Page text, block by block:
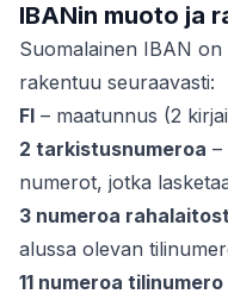
IBANin muoto ja
Suomalainen IBAN on
rakentuu seuraavasti:
FI – maatunnus (2
2 tarkistusnumeroa –
numerot, jotka
3 numeroa
alussa olevan
11 numeroa tilinumero